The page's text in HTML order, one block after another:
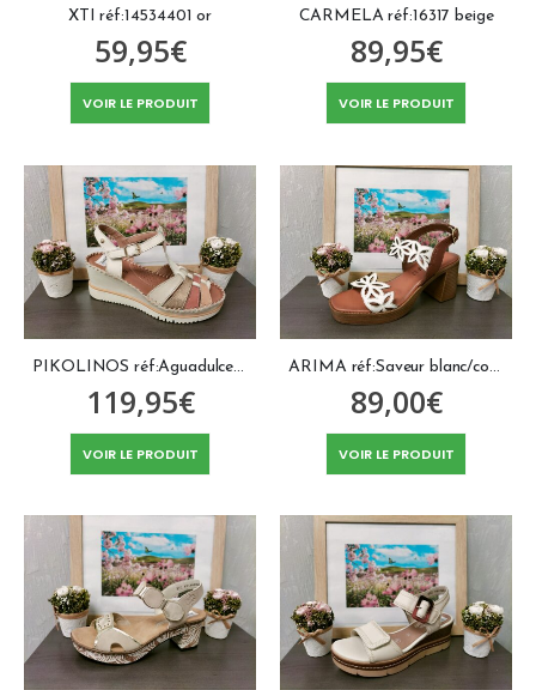
XTI réf:14534401 or
59,95€
VOIR LE PRODUIT
CARMELA réf:16317 beige
89,95€
VOIR LE PRODUIT
PIKOLINOS réf:Aguadulce beige
119,95€
VOIR LE PRODUIT
ARIMA réf:Saveur blanc/cognac
89,00€
VOIR LE PRODUIT